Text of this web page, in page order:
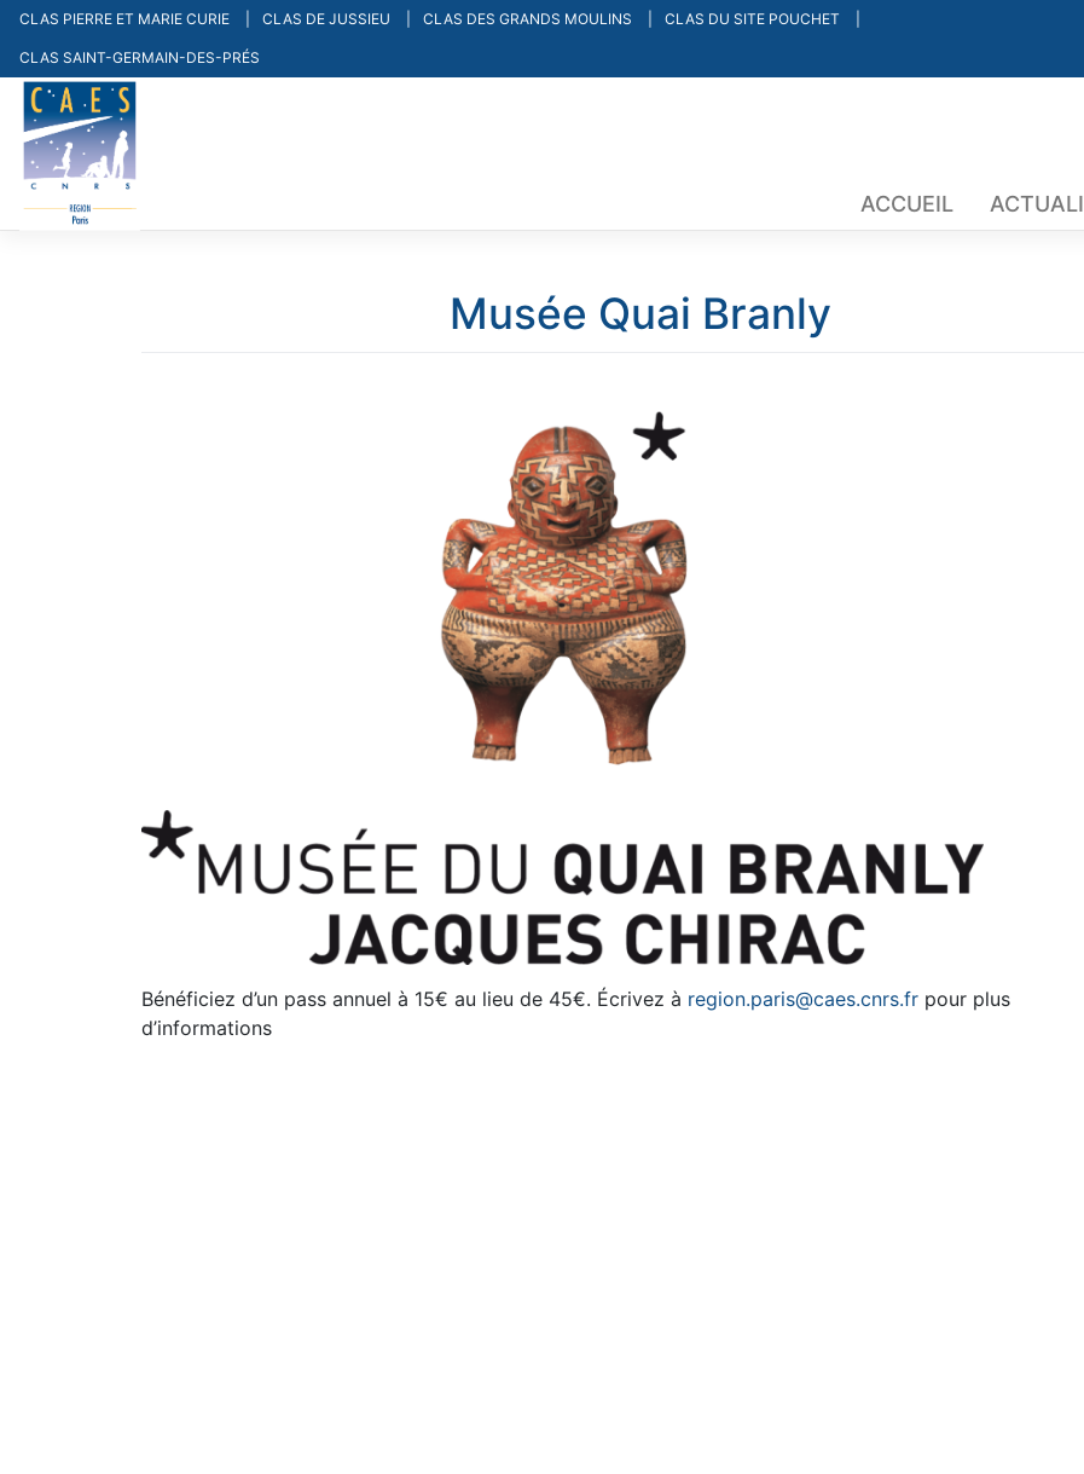
Skip
content
CLAS PIERRE ET MARIE CURIE CLAS DE JUSSIEU CLAS DES GRANDS MOULINS CLAS DU SITE POUCHET
CLAS SAINT-GERMAIN-DES-PRÉS
ACCUEIL
Musée Quai Branly
Bénéficiez d’un pass annuel à 15€ au lieu de 45€. Écrivez à region.paris@caes.cnrs.fr pour plus
d’informations